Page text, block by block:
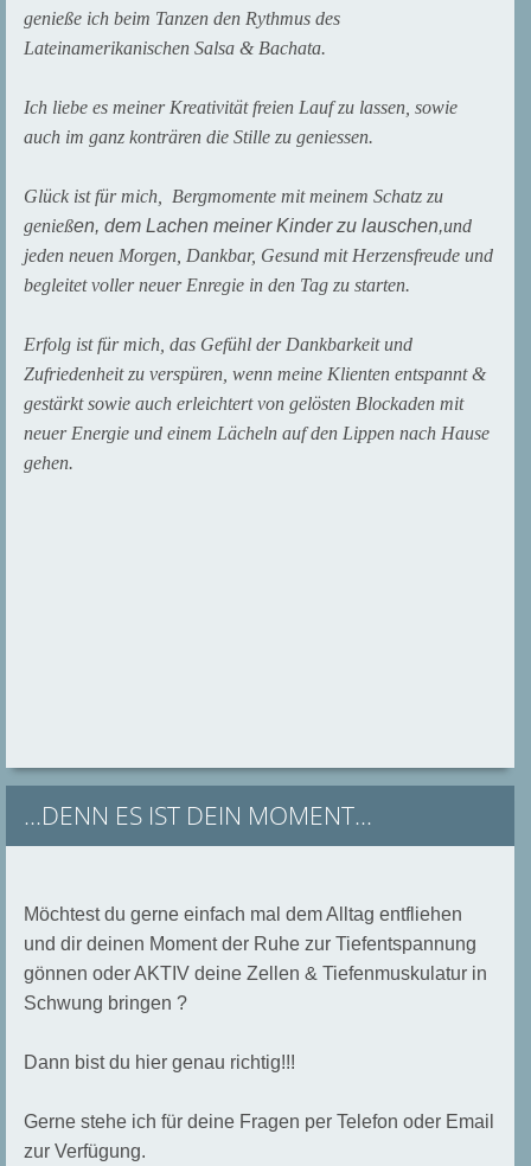
genieße ich beim Tanzen den Rythmus des
Lateinamerikanischen Salsa & Bachata.
Ich liebe es meiner Kreativität freien Lauf zu lassen, sowie
auch im ganz konträren die Stille zu geniessen.
Glück ist für mich, Bergmomente mit meinem Schatz zu
genießen, dem Lachen meiner Kinder zu lauschen,und
jeden neuen Morgen, Dankbar, Gesund mit Herzensfreude und
begleitet voller neuer Enregie in den Tag zu starten.
Erfolg ist für mich, das Gefühl der Dankbarkeit und
Zufriedenheit zu verspüren, wenn meine Klienten entspannt &
gestärkt sowie auch erleichtert von gelösten Blockaden mit
neuer Energie und einem Lächeln auf den Lippen nach Hause
gehen.
...DENN ES IST DEIN MOMENT...
Möchtest du gerne einfach mal dem Alltag entfliehen
und dir deinen Moment der Ruhe zur Tiefentspannung
gönnen oder AKTIV deine Zellen & Tiefenmuskulatur in
Schwung bringen ?
Dann bist du hier genau richtig!!!
Gerne stehe ich für deine Fragen per Telefon oder Email
zur Verfügung.